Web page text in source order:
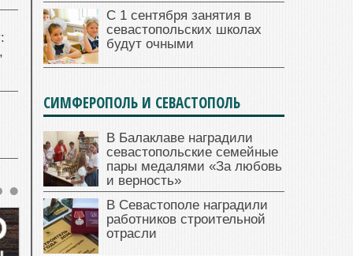
С 1 сентября занятия в
севастопольских школах
будут очными
СИМФЕРОПОЛЬ И СЕВАСТОПОЛЬ
В Балаклаве наградили
севастопольские семейные
пары медалями «За любовь
и верность»
В Севастополе наградили
работников строительной
отрасли